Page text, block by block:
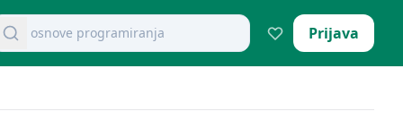
dokumente
osnove programiranja
Prijava